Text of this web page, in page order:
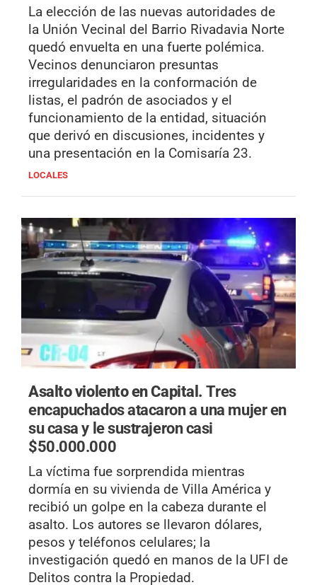
La elección de las nuevas autoridades de
la Unión Vecinal del Barrio Rivadavia Norte
quedó envuelta en una fuerte polémica.
Vecinos denunciaron presuntas
irregularidades en la conformación de
listas, el padrón de asociados y el
funcionamiento de la entidad, situación
que derivó en discusiones, incidentes y
una presentación en la Comisaría 23.
LOCALES
Asalto violento en Capital.Tres
encapuchados atacaron a una mujer en
su casa y le sustrajeron casi
$50.000.000
La víctima fue sorprendida mientras
dormía en su vivienda de Villa América y
recibió un golpe en la cabeza durante el
asalto. Los autores se llevaron dólares,
pesos y teléfonos celulares; la
investigación quedó en manos de la UFI de
Delitos contra la Propiedad.